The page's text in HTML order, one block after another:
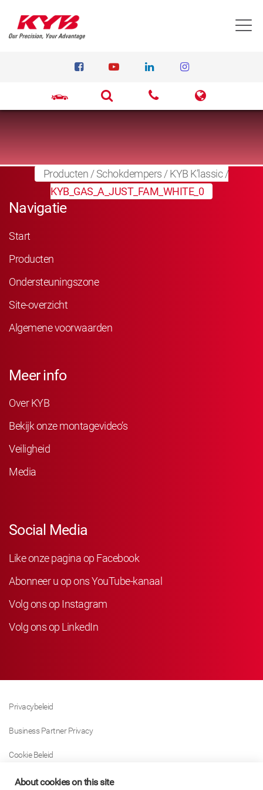
Producten /Schokdempers /KYB K’lassic/
KYB_GAS_A_JUST_FAM_WHITE_0
Navigatie
Start
Producten
Ondersteuningszone
Site-overzicht
Algemene voorwaarden
Meer info
Over KYB
Bekijk onze montagevideo’s
Veiligheid
Media
Social Media
Like onze pagina op Facebook
Abonneer u op ons YouTube-kanaal
Volg ons op Instagram
Volg ons op LinkedIn
Privacybeleid
Business Partner Privacy
Cookie Beleid
Modern Slavery Act Policy
About cookies on this site